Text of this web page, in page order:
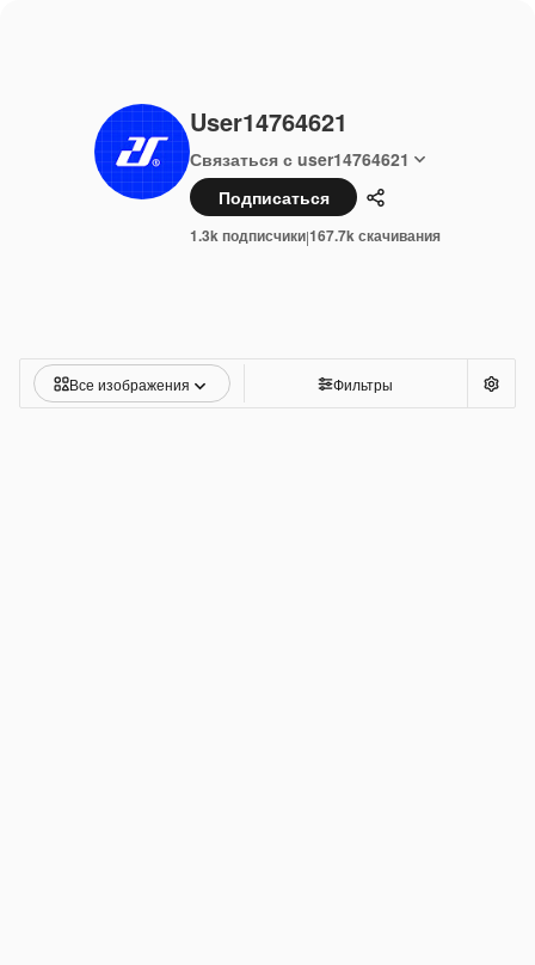
User14764621
Связаться с user14764621
Подписаться
Поделиться
1.3k подписчики|167.7k скачивания
Все изображения Фильтры